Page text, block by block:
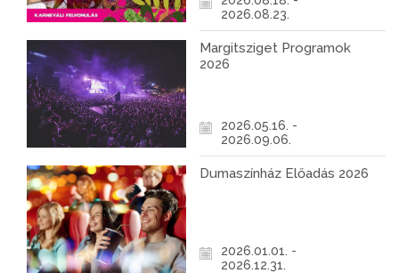
2026.08.23.
Margitsziget Programok
2026
2026.05.16. -
2026.09.06.
Dumaszínház Előadás 2026
2026.01.01. -
2026.12.31.